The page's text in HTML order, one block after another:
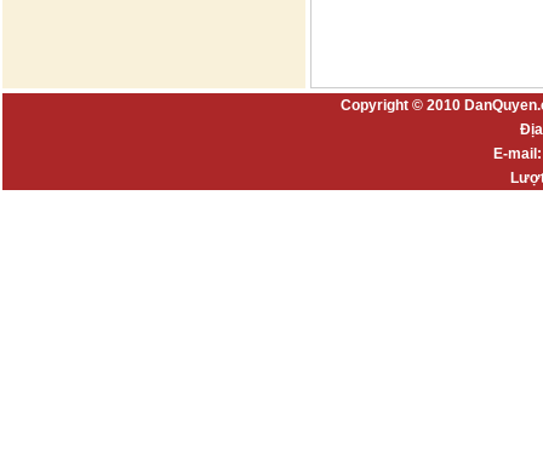
Copyright © 2010
E-